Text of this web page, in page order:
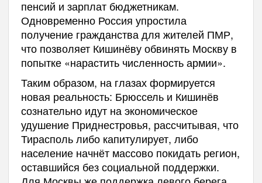
пенсий и зарплат бюджетникам.
Одновременно Россия упростила
получение гражданства для жителей ПМР,
что позволяет Кишинёву обвинять Москву в
попытке «нарастить численность армии».
Таким образом, на глазах формируется
новая реальность: Брюссель и Кишинёв
сознательно идут на экономическое
удушение Приднестровья, рассчитывая, что
Тирасполь либо капитулирует, либо
население начнёт массово покидать регион,
оставшийся без социальной поддержки.